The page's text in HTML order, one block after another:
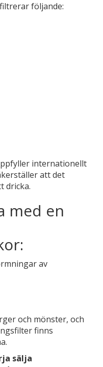
följande:
internationellt
att det
dricka.
med en
av
och mönster, och
finns
sälja